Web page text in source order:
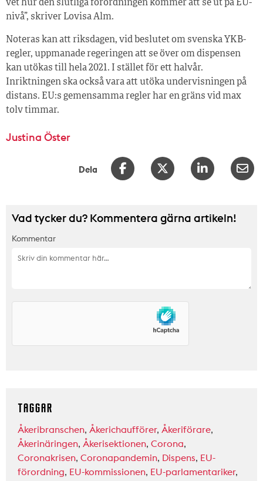
vet hur den slutliga förordningen kommer att se ut på EU-
nivå”, skriver Lovisa Alm.
Noteras kan att riksdagen, vid beslutet om svenska YKB-
regler, uppmanade regeringen att se över om dispensen
kan utökas till hela 2021. I stället för ett halvår.
Inriktningen ska också vara att utöka undervisningen på
distans. EU:s gemensamma regler har en gräns vid max
tolv timmar.
Justina Öster
Dela
Vad tycker du? Kommentera gärna artikeln!
Kommentar
TAGGAR
Åkeribranschen, Åkerichaufförer, Åkeriförare,
Åkerinäringen, Åkerisektionen, Corona,
Coronakrisen, Coronapandemin, Dispens, EU-
förordning, EU-kommissionen, EU-parlamentariker,